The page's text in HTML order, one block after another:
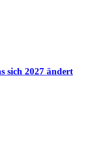
sich 2027 ändert